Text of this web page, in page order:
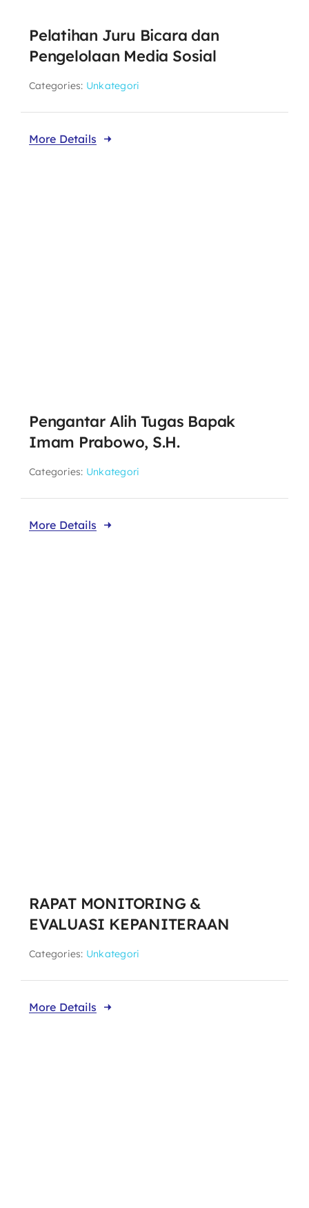
Pelatihan Juru Bicara dan
Pengelolaan Media Sosial
Categories: Unkategori
More Details
Pengantar Alih Tugas Bapak
Imam Prabowo, S.H.
Categories: Unkategori
More Details
RAPAT MONITORING &
EVALUASI KEPANITERAAN
Categories: Unkategori
More Details